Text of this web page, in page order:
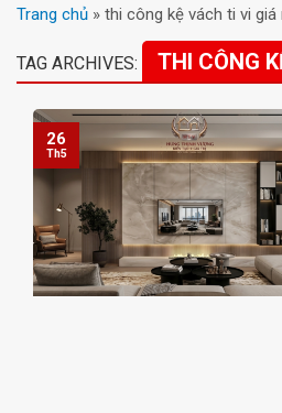
Trang chủ » thi công kệ vách ti vi
TAG ARCHIVES: THI CÔNG
26
Th5